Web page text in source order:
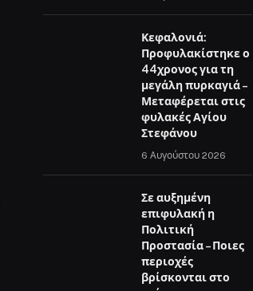
Κεφαλονιά:
Προφυλακίστηκε ο
44χρονος για τη
μεγάλη πυρκαγιά –
Μεταφέρεται στις
φυλακές Αγίου
Στεφάνου
6 Αυγούστου 2026
Σε αυξημένη
επιφυλακή η
Πολιτική
Προστασία – Ποιες
περιοχές
βρίσκονται στο